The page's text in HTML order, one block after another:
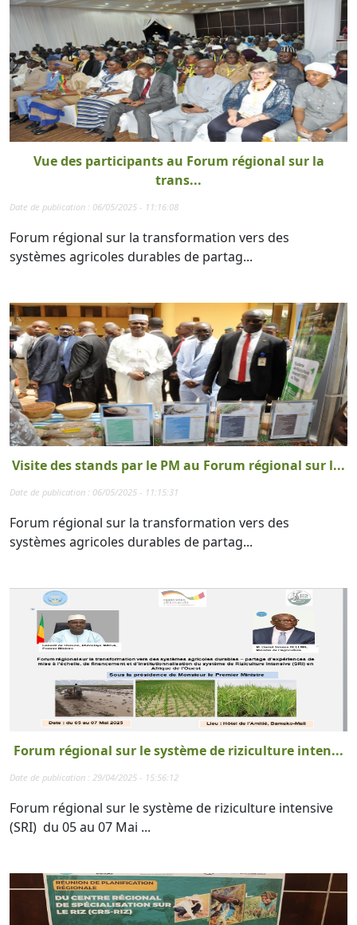
Vue des participants au Forum régional sur la
trans...
Date de publication : 06/05/2025 - 11:16:08
Forum régional sur la transformation vers des
systèmes agricoles durables de partag...
Visite des stands par le PM au Forum régional sur l...
Date de publication : 06/05/2025 - 11:15:31
Forum régional sur la transformation vers des
systèmes agricoles durables de partag...
Forum régional sur le système de riziculture inten...
Date de publication : 29/04/2025 - 15:56:12
Forum régional sur le système de riziculture intensive
(SRI) du 05 au 07 Mai ...